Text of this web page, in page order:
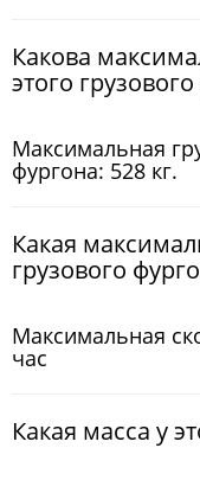
Какова
этого
Максимальная
фургона: 528 кг.
Какая
грузового
Максимальная
час
Какая масса у